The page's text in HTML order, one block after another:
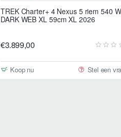
TREK Charter+ 4 Nexus 5 riem 540
DARK WEB XL 59cm XL 2026
€3.899,00
Koop nu Stel een